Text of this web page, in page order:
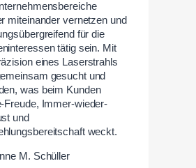
miteinander vernetzen und
für die
tätig sein. Mit
eines Laserstrahls
gesucht und
was beim Kunden
Freude, Immer-wieder-
und
weckt.
M. Schüller